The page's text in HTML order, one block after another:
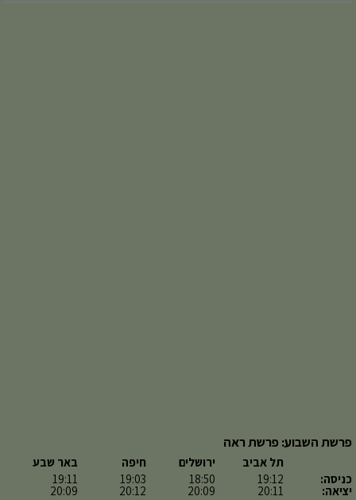
פרשת השבוע: פרשת ראה
כניסה:
יציאה:
תל אביב
19:12
20:11
ירושלים
18:50
20:09
חיפה
19:03
20:12
באר שבע
19:11
20:09